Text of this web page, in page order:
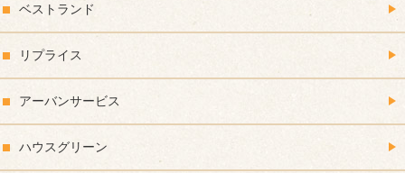
ベストランド
リプライス
アーバンサービス
ハウスグリーン